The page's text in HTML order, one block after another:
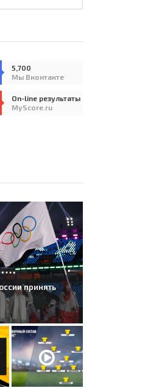
5,700
Мы Вконтакте
On-line результаты
MyScore.ru
принять